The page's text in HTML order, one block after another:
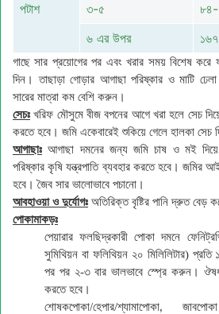
পটাশ
৩-৫
৮৪-
৬ এর উপর
গাছে সার প্রয়োগের পর এবং খরার সময় বিশেষ
দিন। তাছাড়া গোড়ার আগাছা পরিষ্কার ও মাটি ঢেলা
সারের মাত্রা কম বেশি করুন।
সেচঃ খরিফ মৌসুমে বীজ বপনের আগে খরা হলে সেচ
করতে হবে। জমি একেবারেই শুকিয়ে গেলে হালকা সেচ
আগাছাঃ আগাছা দমনের জন্য জমি চাষ ও মই দিয়ে
পরিষ্কার কৃষি যন্ত্রপাতি ব্যবহার করতে হবে। জমির
হবে। জৈব সার ভালোভাবে পচানো।
আবহাওয়াও দুর্যোগঃ অতিরিক্ত বৃষ্টির পানি দ্রুত বেড়
পোকামাকড়ঃ
পেয়ারার ফলছিদ্রকারী পোকা দমনে
সুমিথিয়ন বা ফলিথিয়ন ২০ মিলিলিটার) প্রতি
পর পর ২-৩ বার ভালভাবে স্প্রে করুন।
করতে হবে।
শোষকপোকা/হেপার/শ্যামাপোকা,